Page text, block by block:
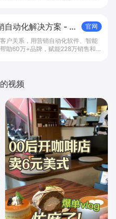
自动化解决方案 - 有
官网
户关系，用营销自动化软件、智能
助60万+品牌，赋能228万销售和导
视频